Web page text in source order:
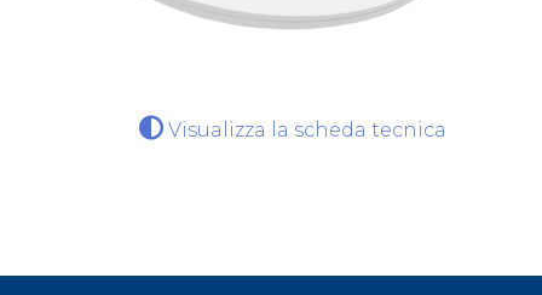
Visualizza la scheda tecnica